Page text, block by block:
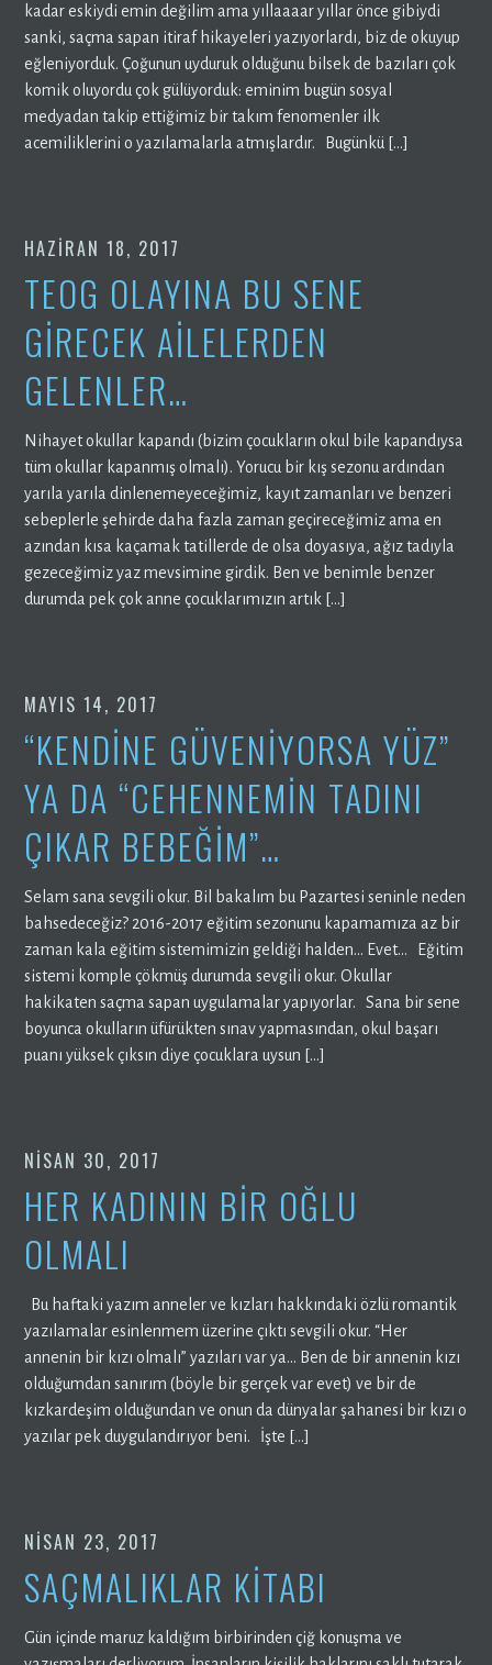
kadar eskiydi emin değilim ama yıllaaaar yıllar önce gibiydi
sanki, saçma sapan itiraf hikayeleri yazıyorlardı, biz de okuyup
eğleniyorduk. Çoğunun uyduruk olduğunu bilsek de bazıları çok
komik oluyordu çok gülüyorduk: eminim bugün sosyal
medyadan takip ettiğimiz bir takım fenomenler ilk
acemiliklerini o yazılamalarla atmışlardır. Bugünkü […]
HAZIRAN 18, 2017
TEOG OLAYINA BU SENE
GIRECEK AILELERDEN
GELENLER…
Nihayet okullar kapandı (bizim çocukların okul bile kapandıysa
tüm okullar kapanmış olmalı). Yorucu bir kış sezonu ardından
yarıla yarıla dinlenemeyeceğimiz, kayıt zamanları ve benzeri
sebeplerle şehirde daha fazla zaman geçireceğimiz ama en
azından kısa kaçamak tatillerde de olsa doyasıya, ağız tadıyla
gezeceğimiz yaz mevsimine girdik. Ben ve benimle benzer
durumda pek çok anne çocuklarımızın artık […]
MAYIS 14, 2017
“KENDİNE GÜVENİYORSA YÜZ”
YA DA “CEHENNEMİN TADINI
ÇIKAR BEBEĞİM”…
Selam sana sevgili okur. Bil bakalım bu Pazartesi seninle neden
bahsedeceğiz? 2016-2017 eğitim sezonunu kapamamıza az bir
zaman kala eğitim sistemimizin geldiği halden… Evet… Eğitim
sistemi komple çökmüş durumda sevgili okur. Okullar
hakikaten saçma sapan uygulamalar yapıyorlar. Sana bir sene
boyunca okulların üfürükten sınav yapmasından, okul başarı
puanı yüksek çıksın diye çocuklara uysun […]
NISAN 30, 2017
HER KADININ BİR OĞLU
OLMALI
Bu haftaki yazım anneler ve kızları hakkındaki özlü romantik
yazılamalar esinlenmem üzerine çıktı sevgili okur. “Her
annenin bir kızı olmalı” yazıları var ya… Ben de bir annenin kızı
olduğumdan sanırım (böyle bir gerçek var evet) ve bir de
kızkardeşim olduğundan ve onun da dünyalar şahanesi bir kızı o
yazılar pek duygulandırıyor beni. İşte […]
NISAN 23, 2017
SAÇMALIKLAR KİTABI
Gün içinde maruz kaldığım birbirinden çiğ konuşma ve